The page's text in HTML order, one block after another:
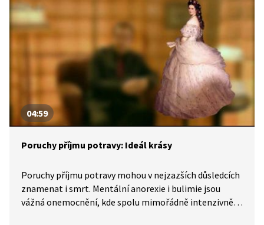
z poloviny dána geneticky. A jaké jsou možnosti léčby?
Pořadem provází Cyril Höschl.
04:59
Poruchy příjmu potravy: Ideál krásy
Poruchy příjmu potravy mohou v nejzazších důsledcích
znamenat i smrt. Mentální anorexie i bulimie jsou
vážná onemocnění, kde spolu mimořádně intenzivně